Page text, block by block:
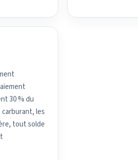
30 % du
les
tout solde